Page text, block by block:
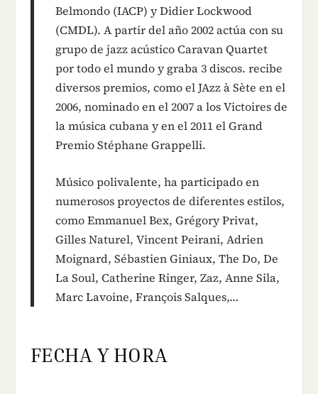
Belmondo (IACP) y Didier Lockwood
(CMDL). A partir del año 2002 actúa con su
grupo de jazz acústico Caravan Quartet
por todo el mundo y graba 3 discos. recibe
diversos premios, como el JAzz à Sète en el
2006, nominado en el 2007 a los Victoires de
la música cubana y en el 2011 el Grand
Premio Stéphane Grappelli.
Músico polivalente, ha participado en
numerosos proyectos de diferentes estilos,
como Emmanuel Bex, Grégory Privat,
Gilles Naturel, Vincent Peirani, Adrien
Moignard, Sébastien Giniaux, The Do, De
La Soul, Catherine Ringer, Zaz, Anne Sila,
Marc Lavoine, François Salques,…
FECHA Y HORA